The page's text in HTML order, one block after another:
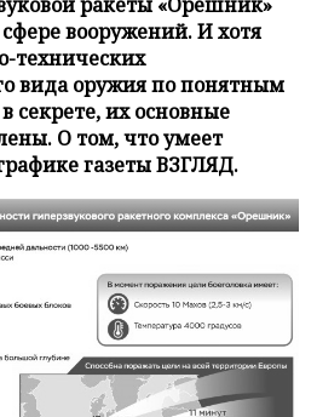
вооружений. И хотя
технических
вида оружия по понятным
секрете, их основные
О том, что умеет
газеты ВЗГЛЯД.